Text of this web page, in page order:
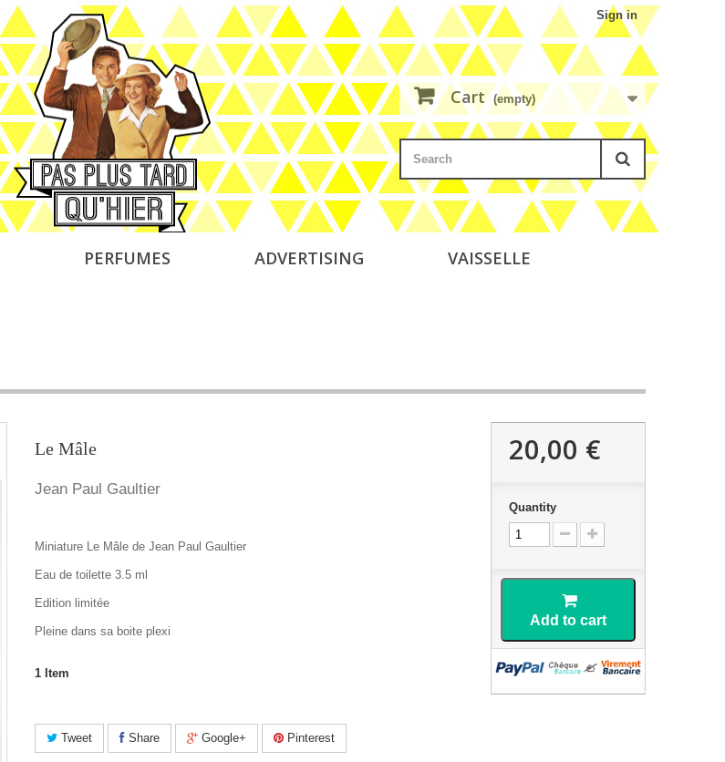
Sign in
Cart (empty)
PERFUMES ADVERTISING VAISSELLE
Le Mâle
Jean Paul Gaultier
Miniature Le Mâle de Jean Paul Gaultier
Eau de toilette 3.5 ml
Edition limitée
Pleine dans sa boite plexi
1 Item
Tweet Share Google+ Pinterest
20,00 €
Quantity
Add to cart